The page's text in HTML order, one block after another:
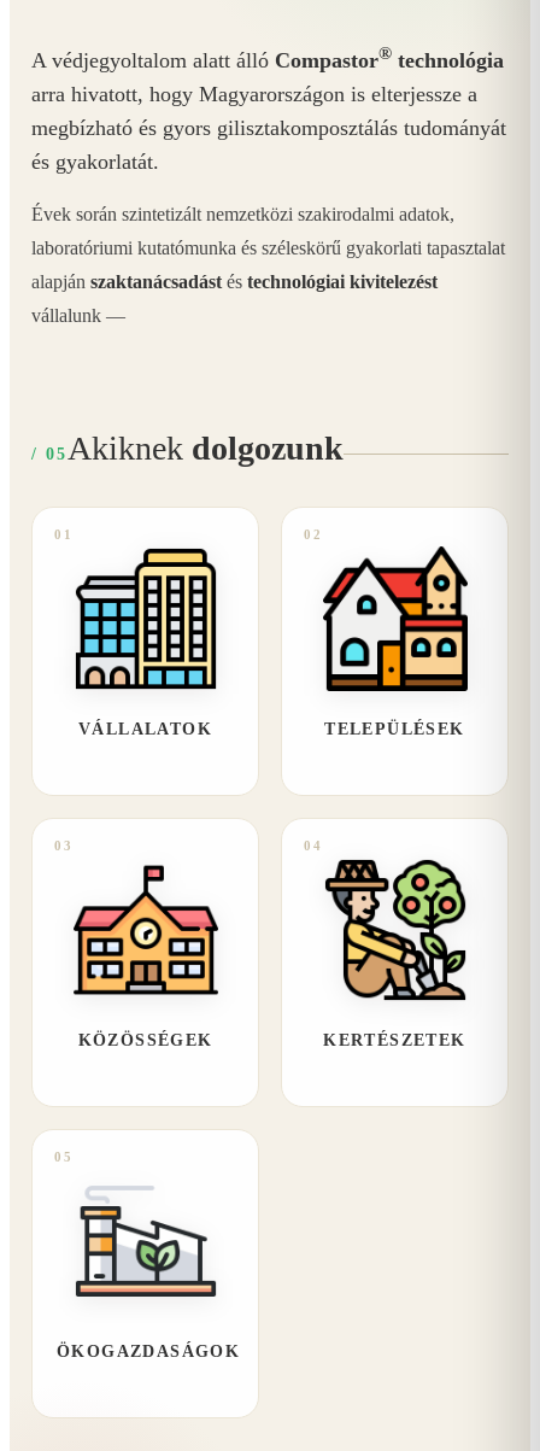
A védjegyoltalom alatt álló Compastor® technológia
arra hivatott, hogy Magyarországon is elterjessze a
megbízható és gyors gilisztakomposztálás tudományát
és gyakorlatát.
Évek során szintetizált nemzetközi szakirodalmi adatok,
laboratóriumi kutatómunka és széleskörű gyakorlati tapasztalat
alapján szaktanácsadást és technológiai kivitelezést
vállalunk —
/ 05 Akiknek dolgozunk
01
VÁLLALATOK
02
TELEPÜLÉSEK
03
KÖZÖSSÉGEK
04
KERTÉSZETEK
05
ÖKOGAZDASÁGOK